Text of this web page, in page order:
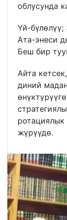
облусунда
Үй-бүлөлүү;
Ата-энеси
Беш бир
Айта
диний
жүрүүдө.